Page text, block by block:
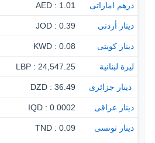
درهم اماراتى 1.01 : AED
دينار أردنى 0.39 : JOD
دينار كويتى 0.08 : KWD
ليرة لبنانية 24,547.25 : LBP
‏ دينار جزائرى 36.49 : DZD
دينار عراقى 0.0002 : IQD
دينار تونسى 0.09 : TND